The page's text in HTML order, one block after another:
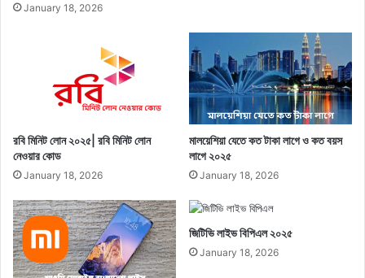
January 18, 2026
রবি মিনিট লোন ২০২৫| রবি মিনিট লোন
নেওয়ার কোড
January 18, 2026
মালয়েশিয়া যেতে কত টাকা লাগে ও কত বয়স
লাগে ২০২৫
January 18, 2026
জিটিভি লাইভ বিপিএল ২০২৫
January 18, 2026